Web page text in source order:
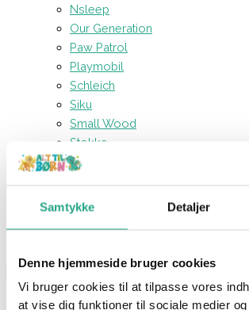
Samtykke Detaljer
Denne hjemmeside bruger cookies
Vi bruger cookies til at tilpasse vores
at vise dig funktioner til sociale medier
Nsleep
Our Generation
Paw Patrol
Playmobil
Schleich
Siku
Small Wood
Stokke
Sylvanian Families
Träumeland
Voksi
Forside Mærker Paw Patrol Paw Patrol –